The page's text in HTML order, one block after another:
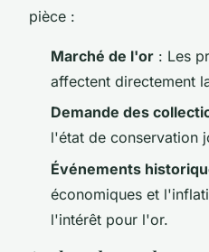
pièce :
Marché de l'or : Les
affectent directement
Demande des
l'état de conservation
Événements
économiques et
l'intérêt pour l'or.